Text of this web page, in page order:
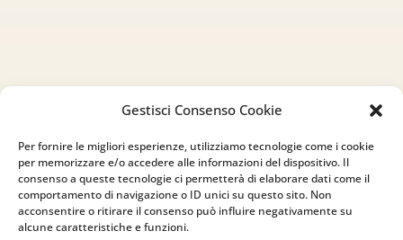
Gestisci Consenso Cookie
Per fornire le migliori esperienze, utilizziamo tecnologie come i cookie
per memorizzare e/o accedere alle informazioni del dispositivo. Il
consenso a queste tecnologie ci permetterà di elaborare dati come il
comportamento di navigazione o ID unici su questo sito. Non
acconsentire o ritirare il consenso può influire negativamente su
alcune caratteristiche e funzioni.
Indirizzo
via Sant’Alessio, 5
83030 Venticano (AV)
Email